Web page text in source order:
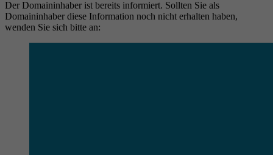
Der Domaininhaber ist bereits informiert. Sollten Sie als
Domaininhaber diese Information noch nicht erhalten haben,
wenden Sie sich bitte an: